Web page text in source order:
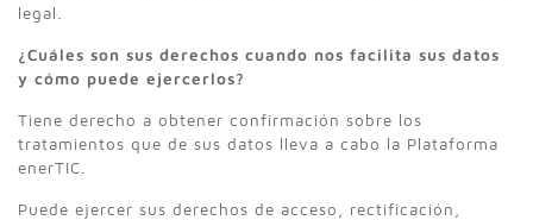
legal.
¿Cuáles son sus derechos cuando nos facilita sus datos
y cómo puede ejercerlos?
Tiene derecho a obtener confirmación sobre los
tratamientos que de sus datos lleva a cabo la Plataforma
enerTIC.
Puede ejercer sus derechos de acceso, rectificación,